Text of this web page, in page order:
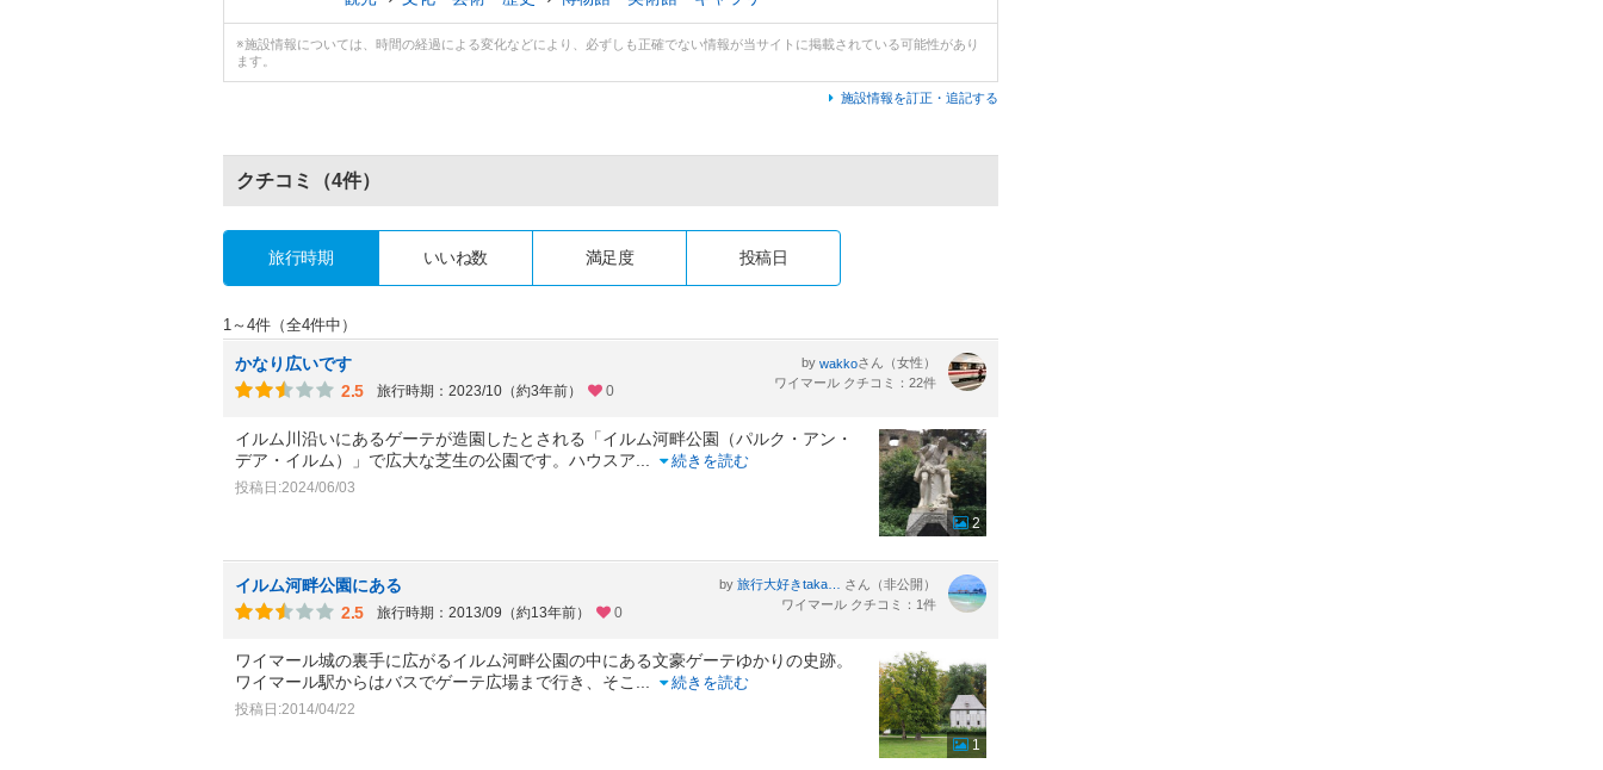
※施設情報については、時間の経過による変化などにより、必ずしも正確でない情報が当サイトに掲載されている可能性があり
ます。
施設情報を訂正・追記する
クチコミ （4件）
旅行時期 いいね数 満足度 投稿日
1～4件（全4件中）
かなり広いです
2.5
旅行時期：2023/10（約3年前） 0
by wakkoさん（女性）
ワイマール クチコミ：22件
イルム川沿いにあるゲーテが造園したとされる「イルム河畔公園（パルク・アン・
デア・イルム）」で広大な芝生の公園です。ハウスア
続きを読む
投稿日:2024/06/03
2
イルム河畔公園にある
2.5
旅行時期：2013/09（約13年前） 0
by
さん（非公開）
ワイマール クチコミ：1件
ワイマール城の裏手に広がるイルム河畔公園の中にある文豪ゲーテゆかりの史跡。
ワイマール駅からはバスでゲーテ広場まで行き、そこ
続きを読む
投稿日:2014/04/22
1